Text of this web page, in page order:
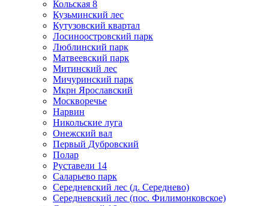
Кольская 8
Кузьминский лес
Кутузовский квартал
Лосиноостровский парк
Люблинский парк
Матвеевский парк
Митинский лес
Мичуринский парк
Мкрн Ярославский
Москворечье
Нарвин
Никольские луга
Онежский вал
Первый Дубровский
Полар
Руставели 14
Саларьево парк
Середневский лес (д. Середнево)
Середневский лес (пос. Филимонковское)